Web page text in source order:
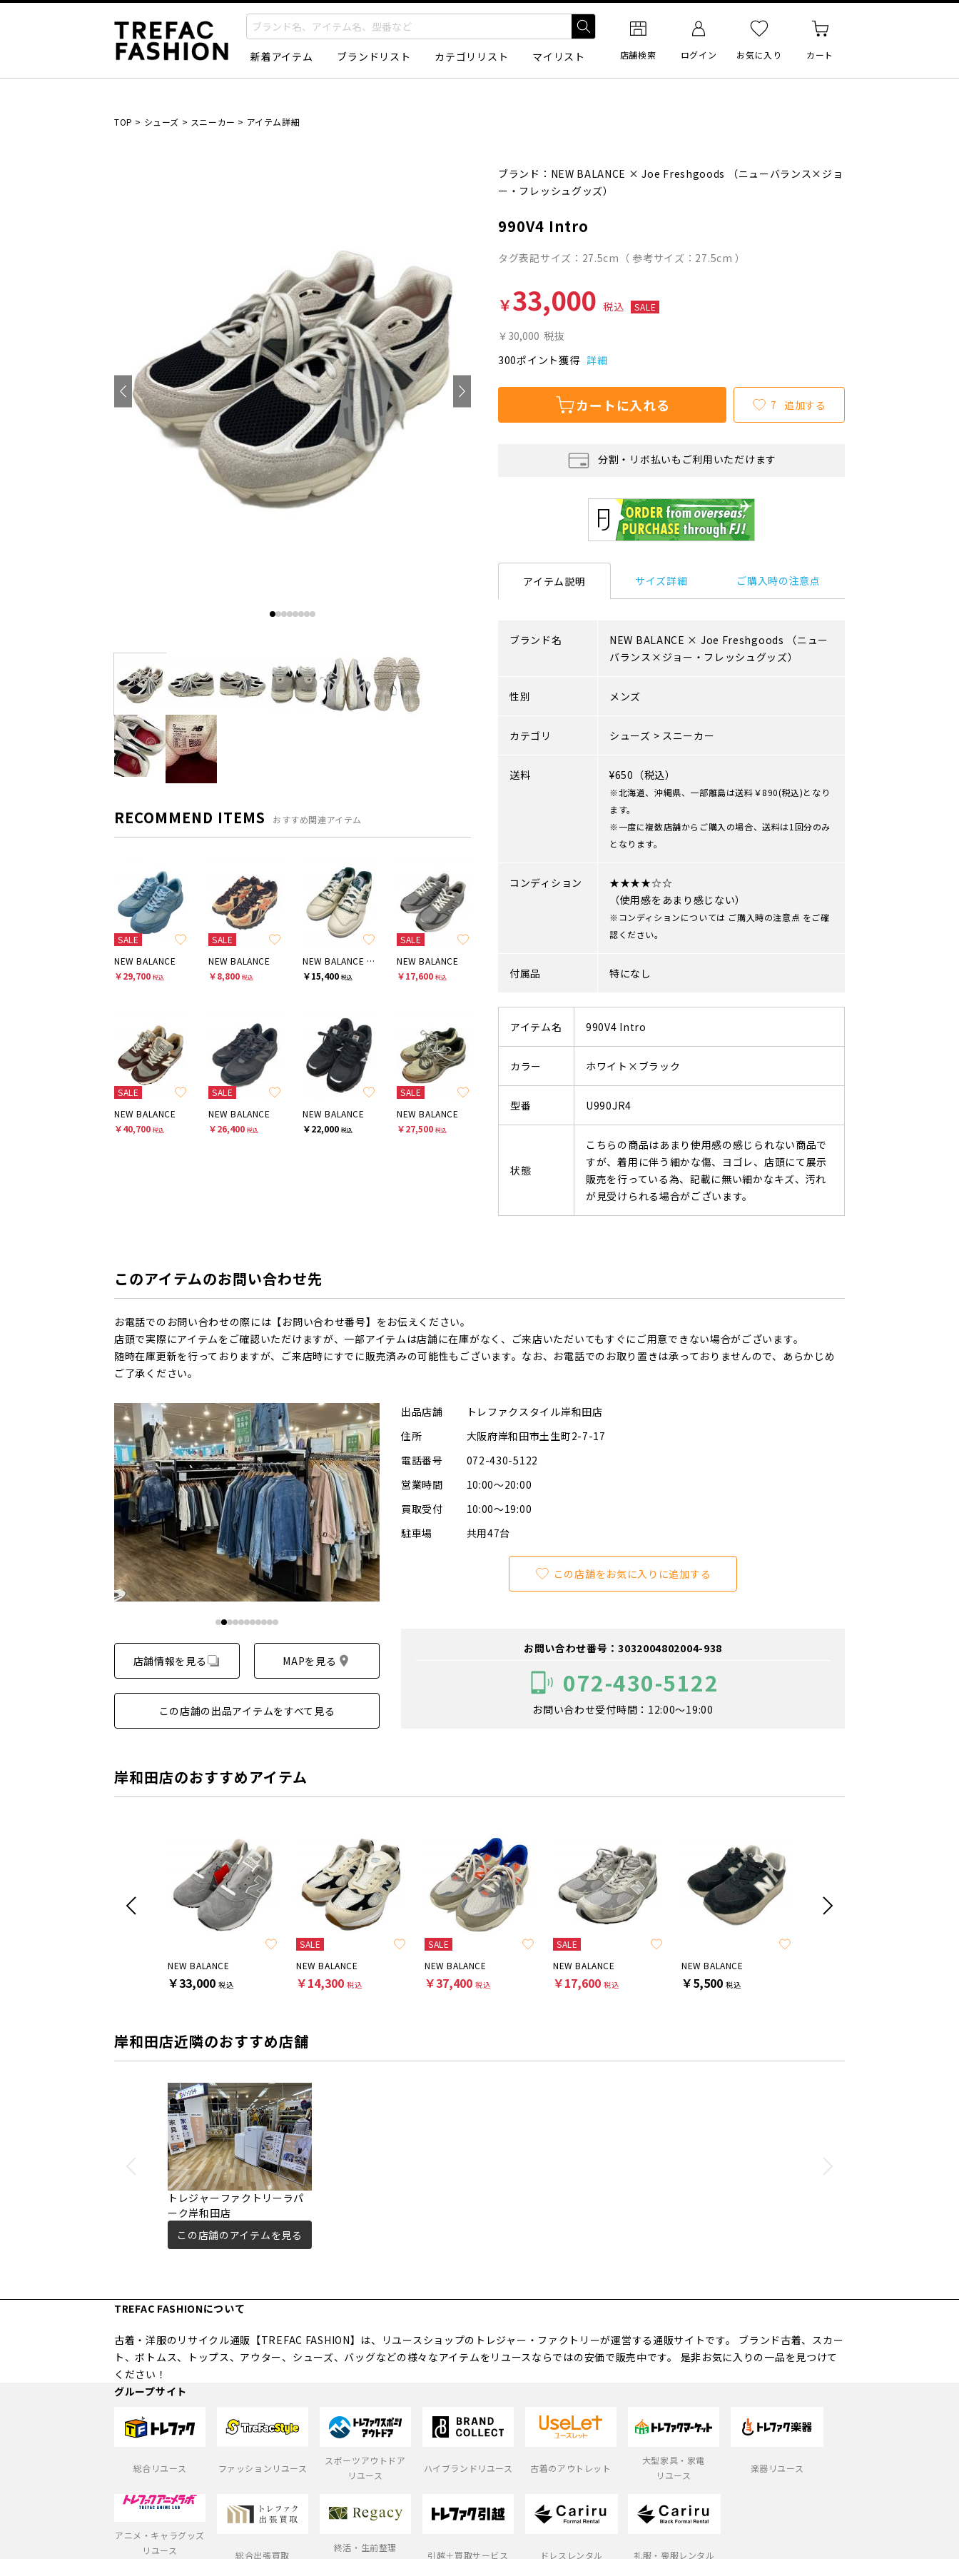
新着アイテム ブランドリスト カテゴリリスト マイリスト 店舗検索 ログイン お気に入り カート
TOP > シューズ > スニーカー > アイテム詳細
RECOMMEND ITEMS おすすめ関連アイテム
SALE
NEW BALANCE
￥29,700 税込
SALE
NEW BALANCE
￥8,800 税込
NEW BALANCE 550
￥15,400 税込
SALE
NEW BALANCE
￥17,600 税込
SALE
NEW BALANCE
￥40,700 税込
SALE
NEW BALANCE
￥26,400 税込
NEW BALANCE
￥22,000 税込
SALE
NEW BALANCE
￥27,500 税込
ブランド： NEW BALANCE ×Joe Freshgoods
（ニューバランス×ジョ
ー・フレッシュグッズ）
990V4 Intro
タグ表記サイズ：27.5cm（ 参考サイズ：27.5cm ）
￥33,000 税込 SALE
￥30,000 税抜
300ポイント獲得 詳細
カートに入れる 7 追加する
分割・リボ払いもご利用いただけます
アイテム説明 サイズ詳細 ご購入時の注意点
ブランド名 NEW BALANCE × Joe Freshgoods （ニュー
バランス×ジョー・フレッシュグッズ）
性別 メンズ
カテゴリ シューズ > スニーカー
送料 ¥650（税込）
※北海道、沖縄県、一部離島は送料￥890(税込)となり
ます。
※一度に複数店舗からご購入の場合、送料は1回分のみ
となります。
コンディション
★★★★☆☆
（使用感をあまり感じない）
※コンディションについては ご購入時の注意点 をご確
認ください。
付属品 特になし
アイテム名 990V4 Intro
カラー ホワイト×ブラック
型番 U990JR4
状態
こちらの商品はあまり使用感の感じられない商品で
すが、着用に伴う細かな傷、ヨゴレ、店頭にて展示
販売を行っている為、記載に無い細かなキズ、汚れ
が見受けられる場合がございます。
このアイテムのお問い合わせ先
お電話でのお問い合わせの際には【お問い合わせ番号】をお伝えください。
店頭で実際にアイテムをご確認いただけますが、一部アイテムは店舗に在庫がなく、ご来店いただいてもすぐにご用意できない場合がございます。
随時在庫更新を行っておりますが、ご来店時にすでに販売済みの可能性もございます。なお、お電話でのお取り置きは承っておりませんので、あらかじめ
ご了承ください。
店舗情報を見る MAPを見る
この店舗の出品アイテムをすべて見る
出品店舗
トレファクスタイル岸和田店
住所
大阪府岸和田市土生町2-7-17
電話番号
072-430-5122
営業時間
10:00～20:00
買取受付
10:00～19:00
駐車場
共用47台
この店舗をお気に入りに追加する
お問い合わせ番号：3032004802004-938
072-430-5122
お問い合わせ受付時間：12:00～19:00
岸和田店のおすすめアイテム
NEW BALANCE
￥33,000 税込
SALE
NEW BALANCE
￥14,300 税込
SALE
NEW BALANCE
￥37,400 税込
SALE
NEW BALANCE
￥17,600 税込
NEW BALANCE
￥5,500 税込
岸和田店近隣のおすすめ店舗
トレジャーファクトリーラパ
ーク岸和田店
この店舗のアイテムを見る
TREFAC FASHIONについて
古着・洋服のリサイクル通販【TREFAC FASHION】は、リユースショップのトレジャー・ファクトリーが運営する通販サイトです。 ブランド古着、スカー
ト、ボトムス、トップス、アウター、シューズ、バッグなどの様々なアイテムをリユースならではの安価で販売中です。 是非お気に入りの一品を見つけて
ください！
グループサイト
総合リユース ファッションリユース
スポーツアウトドア
リユース
ハイブランドリユース 古着のアウトレット
大型家具・家電
リユース
楽器リユース
アニメ・キャラグッズ
リユース
総合出張買取
終活・生前整理
引越＋買取サービス ドレスレンタル 礼服・喪服レンタル